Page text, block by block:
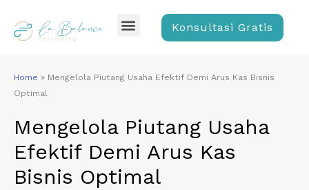
content
Menu Konsultasi Gratis
Home » Mengelola Piutang Usaha Efektif Demi Arus Kas Bisnis
Optimal
Mengelola Piutang Usaha
Efektif Demi Arus Kas
Bisnis Optimal